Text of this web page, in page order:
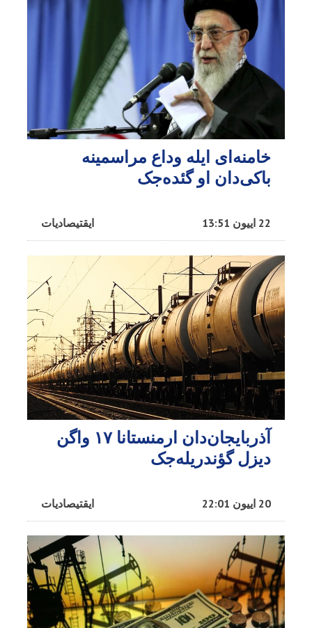
خامنه‌ای ایله وداع مراسمینه
باکی‌دان او گئده‌جک
ایقتیصادیات 22 اییون 13:51
آذربایجان‌دان ارمنستانا ۱۷ واگن
دیزل گؤندریله‌جک
ایقتیصادیات 20 اییون 22:01